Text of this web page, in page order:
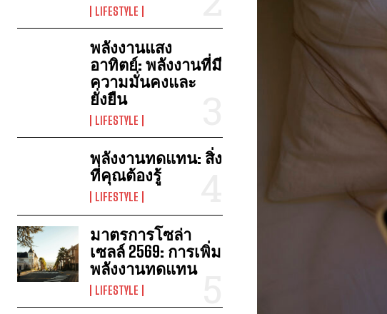
LIFESTYLE
พลังงานแสง
อาทิตย์: พลังงานที่มี
ความมั่นคงและ
ยั่งยืน
LIFESTYLE
พลังงานทดแทน: สิ่ง
ที่คุณต้องรู้
LIFESTYLE
มาตรการโซล่า
เซลล์ 2569: การเพิ่ม
พลังงานทดแทน
LIFESTYLE